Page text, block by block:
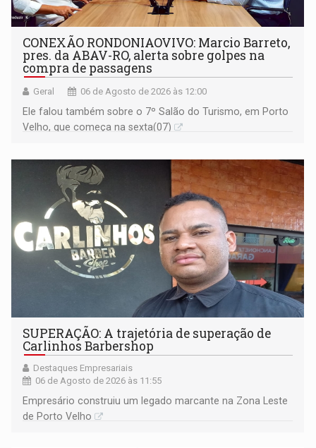
CONEXÃO RONDONIAOVIVO: Marcio Barreto,
pres. da ABAV-RO, alerta sobre golpes na
compra de passagens
Geral 06 de Agosto de 2026 às 12:00
Ele falou também sobre o 7º Salão do Turismo, em Porto
Velho, que começa na sexta(07)
SUPERAÇÃO: A trajetória de superação de
Carlinhos Barbershop
Destaques Empresariais
06 de Agosto de 2026 às 11:55
Empresário construiu um legado marcante na Zona Leste
de Porto Velho